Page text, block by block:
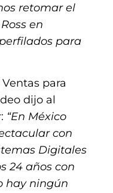
retomar el
en
para
para
dijo al
“En México
con
Digitales
24 años con
hay ningún